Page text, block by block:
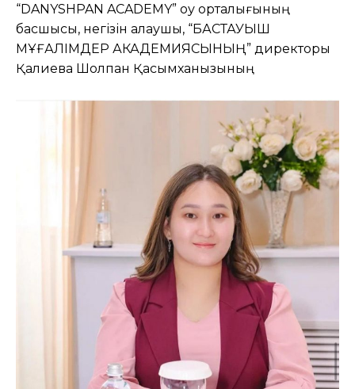
“DANYSHPAN ACADEMY” оқу орталығының
басшысы, негізін қалаушы, “БАСТАУЫШ
МҰҒАЛІМДЕР АКАДЕМИЯСЫНЫҢ” директоры
Қалиева Шолпан Қасымханқызының